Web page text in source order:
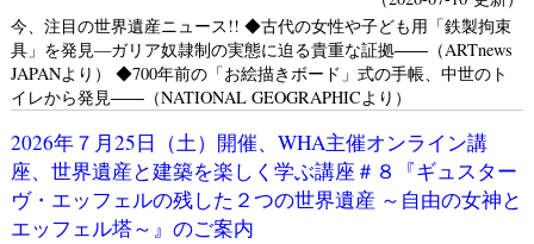
今、注目の世界遺産ニュース!! ◆古代の女性や子ども用「鉄製拘束
具」を発見—ガリア奴隷制の実態に迫る貴重な証拠――（ARTnews
JAPANより） ◆700年前の「お絵描きボード」式の手帳、中世のト
イレから発見――（NATIONAL GEOGRAPHICより）
2026年７月25日（土）開催、WHA主催オンライン講
座、世界遺産と建築を楽しく学ぶ講座＃８『ギュスター
ヴ・エッフェルの残した２つの世界遺産 ～自由の女神と
エッフェル塔～』のご案内